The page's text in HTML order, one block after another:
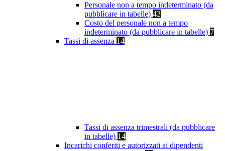
Personale non a tempo indeterminato (da
pubblicare in tabelle) 42
Costo del personale non a tempo
indeterminato (da pubblicare in tabelle) 7
Tassi di assenza 14
Tassi di assenza trimestrali (da pubblicare
in tabelle) 14
Incarichi conferiti e autorizzati ai dipendenti